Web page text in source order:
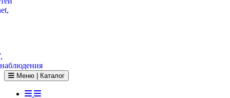
Toggle navigation
Меню | Каталог